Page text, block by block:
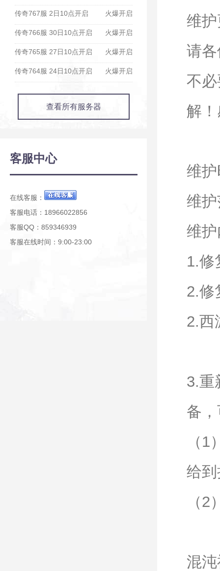
火爆开启
传奇767服 2日10点开启
火爆开启
传奇766服 30日10点开启
火爆开启
传奇765服 27日10点开启
火爆开启
传奇764服 24日10点开启
查看所有服务器
客服中心
在线客服：
客服电话：18966022856
客服QQ：859346939
客服在线时间：9:00-23:00
维
请
不
解
维
维
维
1.修
2.修
2.西
3.重
备
（
给
（
混